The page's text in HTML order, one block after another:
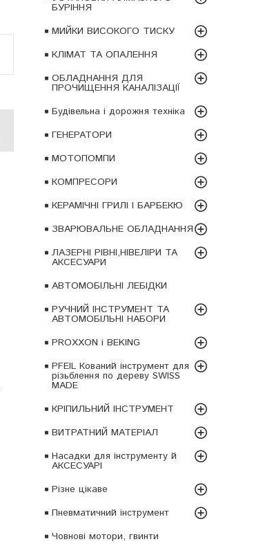
БУРІННЯ
МИЙКИ ВИСОКОГО ТИСКУ
КЛІМАТ ТА ОПАЛЕННЯ
ОБЛАДНАННЯ ДЛЯ
ПРОЧИЩЕННЯ КАНАЛІЗАЦІЇ
Будівельна і дорожня техніка
ГЕНЕРАТОРИ
МОТОПОМПИ
КОМПРЕСОРИ
КЕРАМІЧНІ ГРИЛІ І БАРБЕКЮ
ЗВАРЮВАЛЬНЕ ОБЛАДНАННЯ
ЛАЗЕРНІ РІВНІ,НІВЕЛІРИ ТА
АКСЕСУАРИ
АВТОМОБІЛЬНІ ЛЕБІДКИ
РУЧНИЙ ІНСТРУМЕНТ ТА
АВТОМОБІЛЬНІ НАБОРИ
PROXXON і BEKING
PFEIL Кований інструмент для
різьблення по дереву SWISS
MADE
КРІПИЛЬНИЙ ІНСТРУМЕНТ
ВИТРАТНИЙ МАТЕРІАЛ
Насадки для інструменту й
АКСЕСУАРІ
Різне цікаве
Пневматичний інструмент
Човнові мотори, гвинти